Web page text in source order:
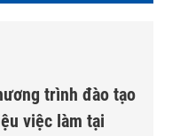
trình đào tạo
việc làm tại